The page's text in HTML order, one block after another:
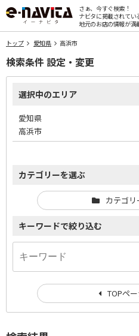
さぁ、今すぐ検索！
ナビタに掲載されてい
地元のお店の情報が満
トップ 愛知県 高浜市
検索条件 設定・変更
選択中のエリア
愛知県
高浜市
カテゴリーを選ぶ
カテゴ
キーワードで絞り込む
TOPペ